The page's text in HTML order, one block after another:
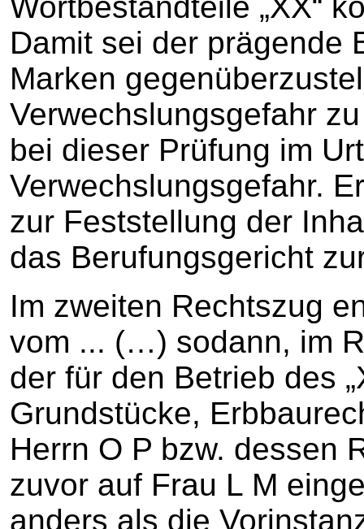
Damit sei der prägende
Marken
Verwechslungsgefahr
bei dieser Prüfung im
Verwechslungsgefahr.
zur Feststellung der
das Berufungsgericht
Im zweiten Rechtszug
vom ... (…) sodann, im
der für den Betrieb des
Grundstücke,
Herrn O P bzw. dessen
zuvor auf Frau L M
anders als die